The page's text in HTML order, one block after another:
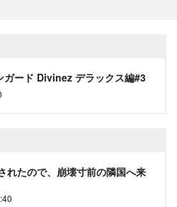
ガード Divinez デラックス編#3
れたので、崩壊寸前の隣国へ来